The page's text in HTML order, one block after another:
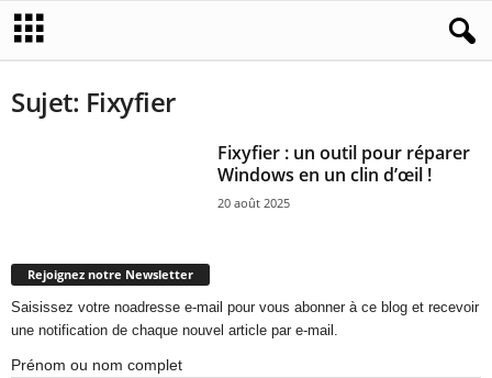
Sujet: Fixyfier
Fixyfier : un outil pour réparer
Windows en un clin d’œil !
20 août 2025
Rejoignez notre Newsletter
Saisissez votre noadresse e-mail pour vous abonner à ce blog et recevoir
une notification de chaque nouvel article par e-mail.
Prénom ou nom complet